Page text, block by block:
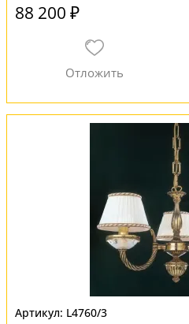
88 200 ₽
L4760/3